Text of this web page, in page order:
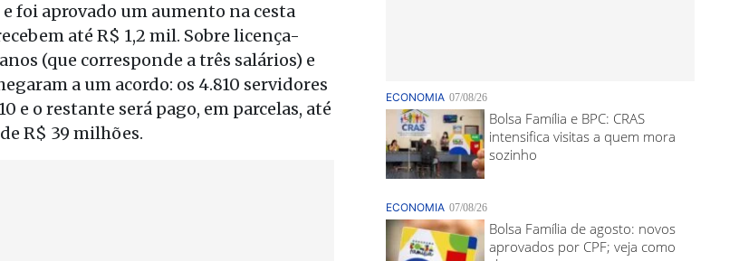
foi aprovado um aumento na cesta
até R$ 1,2 mil. Sobre licença-
(que corresponde a três salários) e
a um acordo: os 4.810 servidores
e o restante será pago, em parcelas, até
R$ 39 milhões.